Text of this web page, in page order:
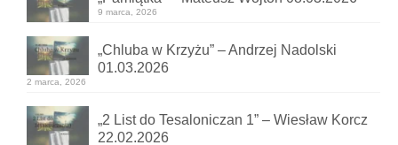
9 marca, 2026
„Chluba w Krzyżu” – Andrzej Nadolski
01.03.2026
2 marca, 2026
„2 List do Tesaloniczan 1” – Wiesław Korcz
22.02.2026